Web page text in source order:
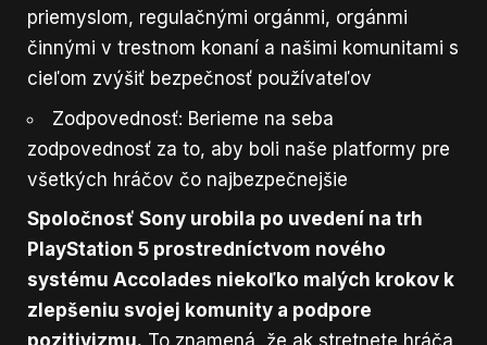
priemyslom, regulačnými orgánmi, orgánmi
činnými v trestnom konaní a našimi komunitami s
cieľom zvýšiť bezpečnosť používateľov
Zodpovednosť: Berieme na seba
zodpovednosť za to, aby boli naše platformy pre
všetkých hráčov čo najbezpečnejšie
Spoločnosť Sony urobila po uvedení na trh
PlayStation 5 prostredníctvom nového
systému Accolades niekoľko malých krokov k
zlepšeniu svojej komunity a podpore